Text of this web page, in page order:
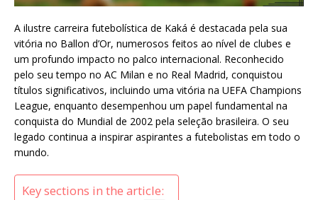
A ilustre carreira futebolística de Kaká é destacada pela sua
vitória no Ballon d’Or, numerosos feitos ao nível de clubes e
um profundo impacto no palco internacional. Reconhecido
pelo seu tempo no AC Milan e no Real Madrid, conquistou
títulos significativos, incluindo uma vitória na UEFA Champions
League, enquanto desempenhou um papel fundamental na
conquista do Mundial de 2002 pela seleção brasileira. O seu
legado continua a inspirar aspirantes a futebolistas em todo o
mundo.
Key sections in the article: